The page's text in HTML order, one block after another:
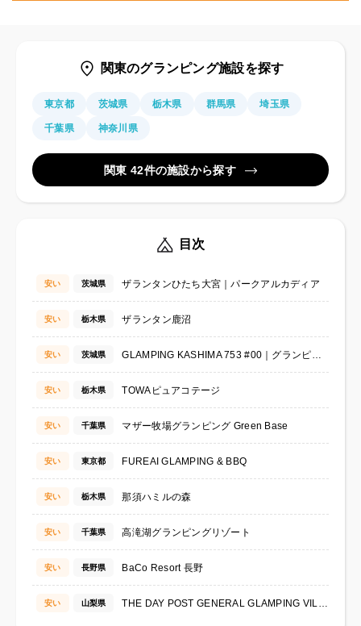
関東のグランピング施設を探す
東京都 茨城県 栃木県 群馬県 埼玉県
千葉県 神奈川県
関東 42件の施設から探す
目次
安い 茨城県 ザランタンひたち大宮｜パークアルカディア
安い 栃木県 ザランタン鹿沼
安い 茨城県
安い 栃木県 TOWAピュアコテージ
安い 千葉県 マザー牧場グランピング Green Base
安い 東京都 FUREAI GLAMPING & BBQ
安い 栃木県 那須ハミルの森
安い 千葉県 高滝湖グランピングリゾート
安い 長野県 BaCo Resort 長野
安い 山梨県